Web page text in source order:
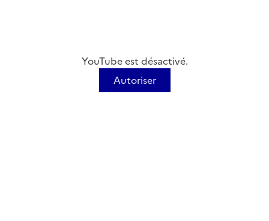
YouTube est désactivé.
Autoriser